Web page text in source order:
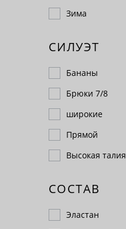
Зима
СИЛУЭТ
Бананы
Брюки 7/8
широкие
Прямой
Высокая талия
СОСТАВ
Эластан